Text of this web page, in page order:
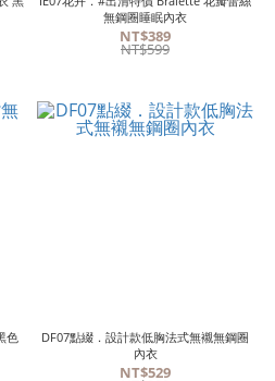
無鋼圈睡眠內衣
NT$389
NT$599
色
DF07點綴．設計款低胸法式無襯無鋼圈
內衣
NT$529